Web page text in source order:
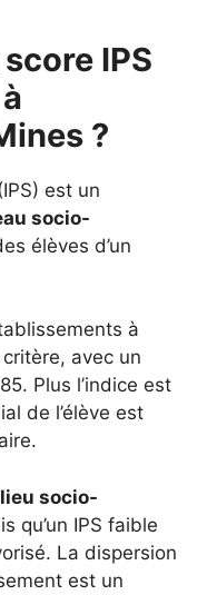
IPS
?
est un
socio-
élèves d’un
à
avec un
Plus l’indice est
de l’élève est
socio-
qu’un IPS faible
La dispersion
est un